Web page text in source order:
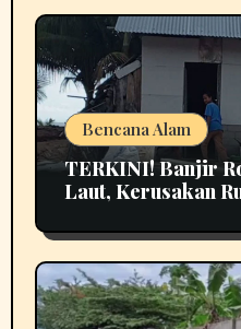
Bencana Alam
TERKINI! Banjir
Laut, Kerusakan